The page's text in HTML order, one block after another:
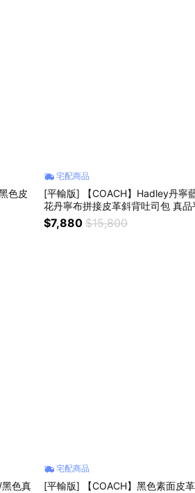
色皮
宅配商品
[平輸版] 【COACH】Hadley丹寧
花丹寧布拼接皮革
$7,880 $15,800
色真
宅配商品
[平輸版] 【COACH】黑色素面皮